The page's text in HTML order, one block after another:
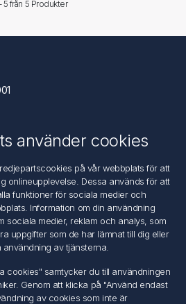
5 från 5 Produkter
använder cookies
på vår webbplats för att
onlineupplevelse. Dessa används för att
funktioner för sociala medier och
Information om din användning
sociala medier, reklam och analys, som
uppgifter som de har lämnat till dig eller
användning av tjänsterna.
cookies" samtycker du till användningen
Genom att klicka på "Använd endast
av cookies som inte är